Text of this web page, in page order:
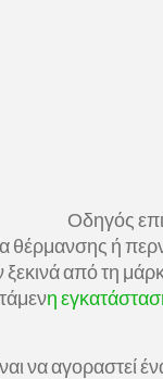
θέρμανσης ή
από τη
η
να αγοραστεί